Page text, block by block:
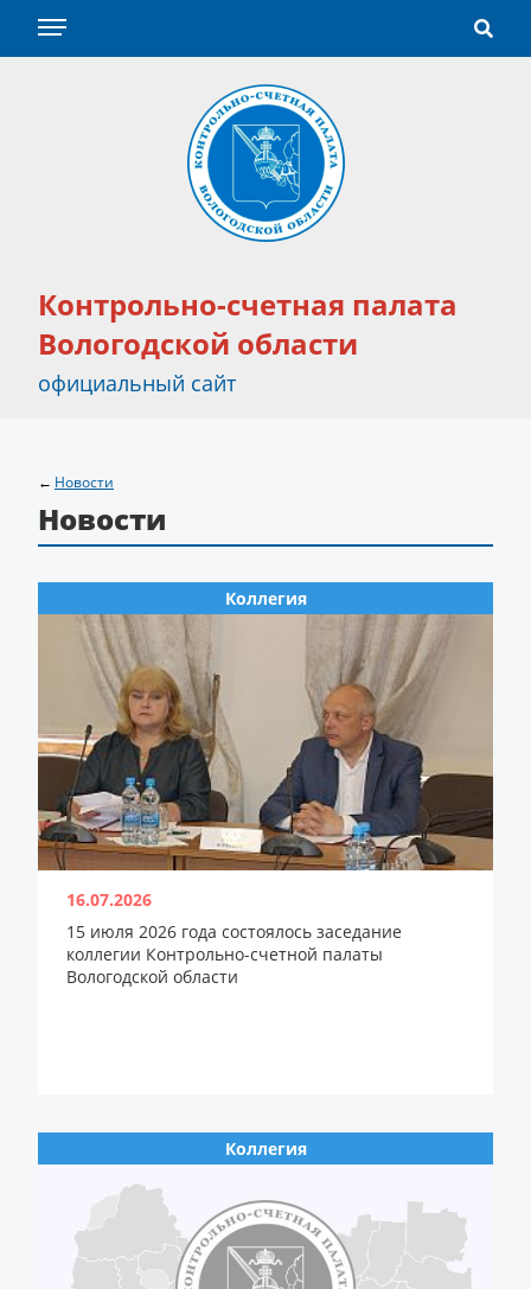
Контрольно-счетная палата
Вологодской области
официальный сайт
Новости
Новости
Коллегия
16.07.2026
15 июля 2026 года состоялось заседание
коллегии Контрольно-счетной палаты
Вологодской области
Коллегия